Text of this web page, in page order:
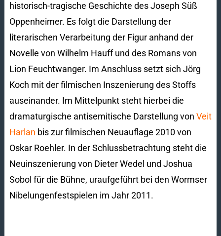
historisch-tragische Geschichte des Joseph Süß
Oppenheimer. Es folgt die Darstellung der
literarischen Verarbeitung der Figur anhand der
Novelle von Wilhelm Hauff und des Romans von
Lion Feuchtwanger. Im Anschluss setzt sich Jörg
Koch mit der filmischen Inszenierung des Stoffs
auseinander. Im Mittelpunkt steht hierbei die
dramaturgische antisemitische Darstellung von Veit
Harlan bis zur filmischen Neuauflage 2010 von
Oskar Roehler. In der Schlussbetrachtung steht die
Neuinszenierung von Dieter Wedel und Joshua
Sobol für die Bühne, uraufgeführt bei den Wormser
Nibelungenfestspielen im Jahr 2011.